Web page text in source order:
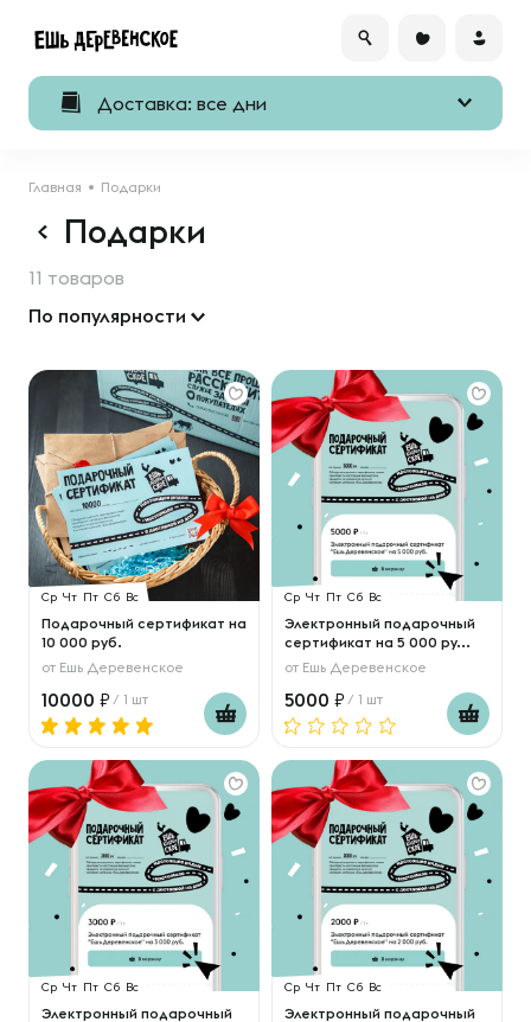
Доставка: все дни
Главная Подарки
Подарки
11 товаров
По популярности
Ср Чт Пт Сб Вс
Подарочный сертификат на
10 000 руб.
от Ешь Деревенское
10000 / 1 шт
Ср Чт Пт Сб Вс
Электронный подарочный
сертификат на 5 000 ру...
от Ешь Деревенское
5000 / 1 шт
Ср Чт Пт Сб Вс
Электронный подарочный
Ср Чт Пт Сб Вс
Электронный подарочный